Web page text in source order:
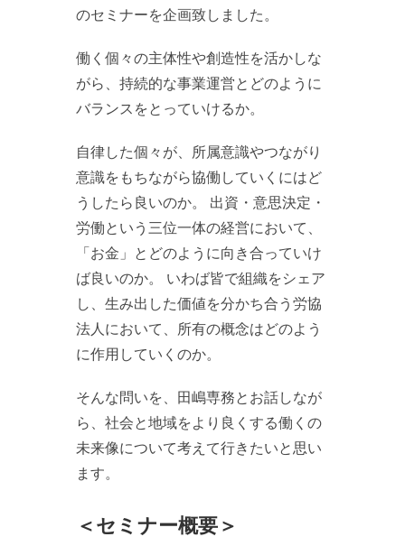
のセミナーを企画致しました。
働く個々の主体性や創造性を活かしな
がら、持続的な事業運営とどのように
バランスをとっていけるか。
自律した個々が、所属意識やつながり
意識をもちながら協働していくにはど
うしたら良いのか。 出資・意思決定・
労働という三位一体の経営において、
「お金」とどのように向き合っていけ
ば良いのか。 いわば皆で組織をシェア
し、生み出した価値を分かち合う労協
法人において、所有の概念はどのよう
に作用していくのか。
そんな問いを、田嶋専務とお話しなが
ら、社会と地域をより良くする働くの
未来像について考えて行きたいと思い
ます。
＜セミナー概要＞